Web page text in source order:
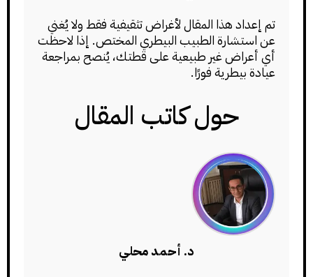
تم إعداد هذا المقال لأغراض تثقيفية فقط ولا يُغني
عن استشارة الطبيب البيطري المختص. إذا لاحظت
أي أعراض غير طبيعية على قطتك، يُنصح بمراجعة
عيادة بيطرية فورًا.
حول كاتب المقال
د. أحمد محلي